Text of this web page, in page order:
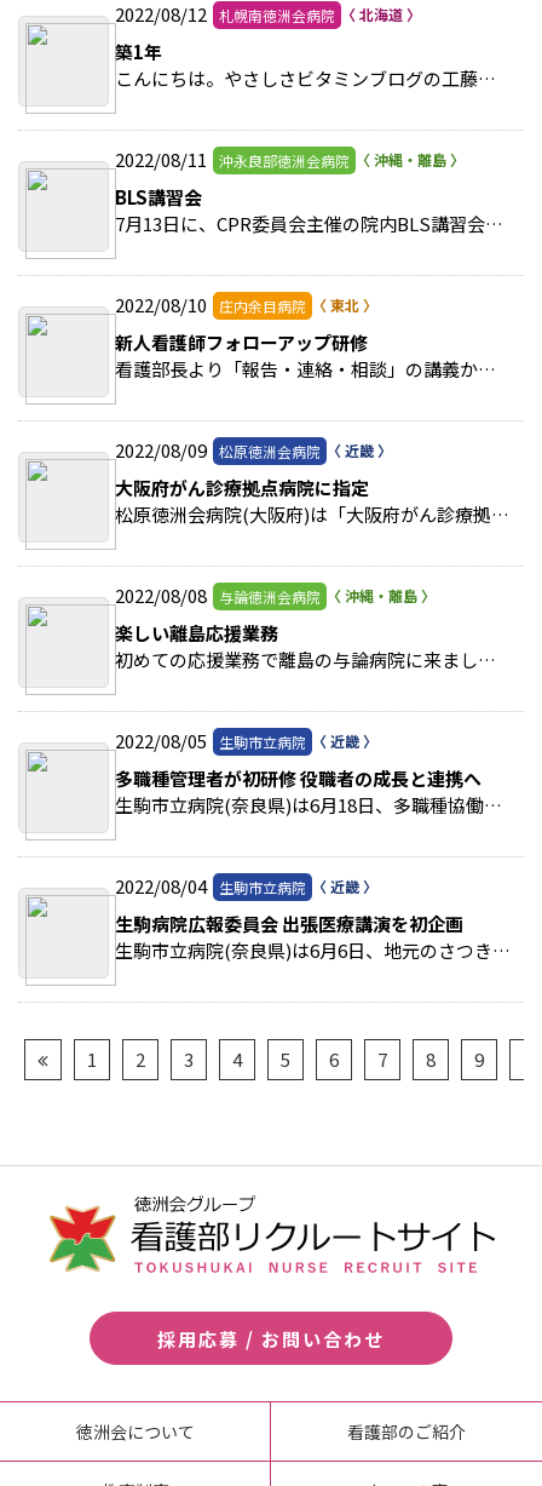
2022/08/12 札幌南徳洲会病院
築1年
こんにちは。やさしさビタミンブログの工藤昭子です。この数年、コロナ禍という状況を体験して、進化したことやよい習慣がたくさんあるように思います。 >>続きを読む
2022/08/11 沖永良部徳洲会病院
BLS講習会
7月13日に、CPR委員会主催の院内BLS講習会が開催されました。対象は全職員で、複数回開催されます。13日は今年度第1回目でした。 >>続きを読む
2022/08/10 庄内余目病院
新人看護師フォローアップ研修
看護部長より「報告・連絡・相談」の講義からはじまりました。看護師は医療従事者の中のチームで働いており、適切な報告・相談・連絡が大切です。 >>続きを読む
2022/08/09 松原徳洲会病院
大阪府がん診療拠点病院に指定
松原徳洲会病院(大阪府)は「大阪府がん診療拠点病院」の指定を受けた。府では、がん医療の充実のため5大がん(肺、胃、肝、大腸、乳がん)に関し、集学的治療や緩和ケアの提供体制を整… >>続きを読む
2022/08/08 与論徳洲会病院
楽しい離島応援業務
初めての応援業務で離島の与論病院に来ました。役に立つのか心配でしたが、わかりやすいマニュアルもありフレンドリーなスタッフの方々にも助けられ楽しい応援業務をおくれました。 >>続きを読む
2022/08/05 生駒市立病院
多職種管理者が初研修 役職者の成長と連携へ
生駒市立病院(奈良県)は6月18日、多職種協働マネジメント研修を開催した。看護、コメディカル、事務の副主任以上が対象で、開催は初の試み。院内の教育委員会が企画した。当日は27人… >>続きを読む
2022/08/04 生駒市立病院
生駒病院広報委員会 出張医療講演を初企画
生駒市立病院(奈良県)は6月6日、地元のさつき台南自治会集会所で出張医療講演を行った。 >>続きを読む
1 2 3 4 5 6 7 8 9
採用応募 / お問い合わせ
徳洲会について 看護部のご紹介